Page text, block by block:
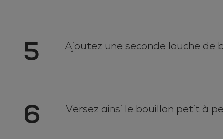
5 Ajoutez une seconde louche de
6 Versez ainsi le bouillon petit à